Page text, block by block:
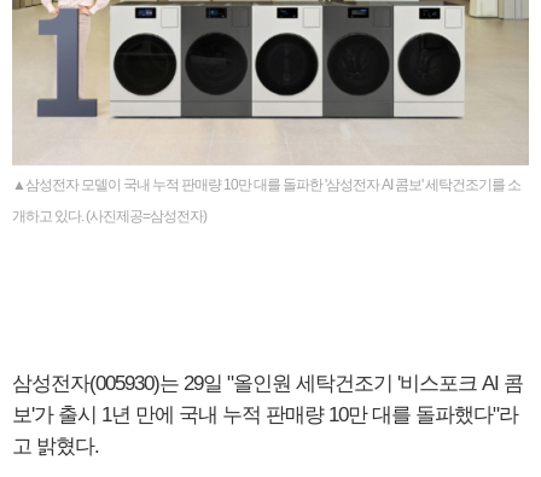
▲삼성전자 모델이 국내 누적 판매량 10만 대를 돌파한 '삼성전자 AI 콤보' 세탁건조기를 소
개하고 있다. (사진제공=삼성전자)
삼성전자(005930)는 29일 "올인원 세탁건조기 '비스포크 AI 콤
보'가 출시 1년 만에 국내 누적 판매량 10만 대를 돌파했다"라
고 밝혔다.